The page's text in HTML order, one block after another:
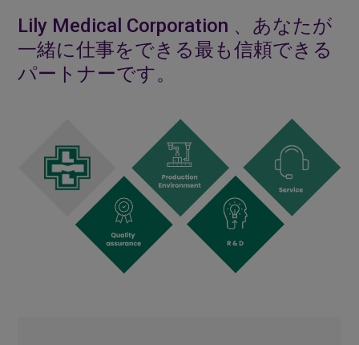
Lily Medical Corporation 、あなたが
一緒に仕事をできる最も信頼できる
パートナーです。